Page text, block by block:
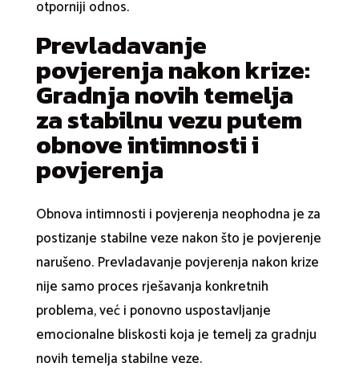
otporniji odnos.
Prevladavanje
povjerenja nakon krize:
Gradnja novih temelja
za stabilnu vezu putem
obnove intimnosti i
povjerenja
Obnova intimnosti i povjerenja neophodna je za
postizanje stabilne veze nakon što je povjerenje
narušeno. Prevladavanje povjerenja nakon krize
nije samo proces rješavanja konkretnih
problema, već i ponovno uspostavljanje
emocionalne bliskosti koja je temelj za gradnju
novih temelja stabilne veze.